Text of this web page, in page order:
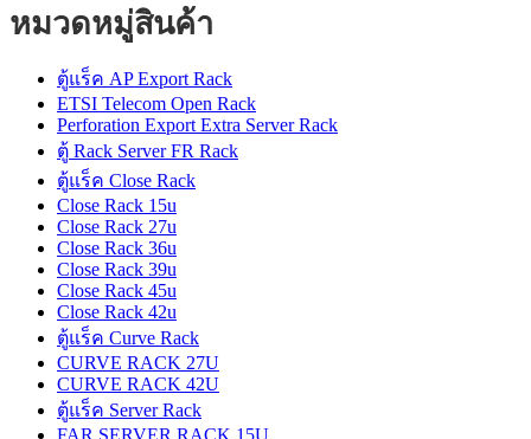
หมวดหมู่สินค้า
ตู้แร็ค AP Export Rack
ETSI Telecom Open Rack
Perforation Export Extra Server Rack
ตู้ Rack Server FR Rack
ตู้แร็ค Close Rack
Close Rack 15u
Close Rack 27u
Close Rack 36u
Close Rack 39u
Close Rack 45u
Close Rack 42u
ตู้แร็ค Curve Rack
CURVE RACK 27U
CURVE RACK 42U
ตู้แร็ค Server Rack
FAR SERVER RACK 15U